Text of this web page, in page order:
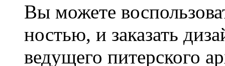
Вы можете
ностью, и заказать
ведущего питерского